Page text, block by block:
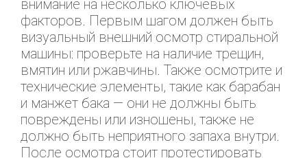
внимание на несколько ключевых
факторов. Первым шагом должен быть
визуальный внешний осмотр стиральной
машины: проверьте на наличие трещин,
вмятин или ржавчины. Также осмотрите и
технические элементы, такие как барабан
и манжет бака — они не должны быть
повреждены или изношены, также не
должно быть неприятного запаха внутри.
После осмотра стоит протестировать